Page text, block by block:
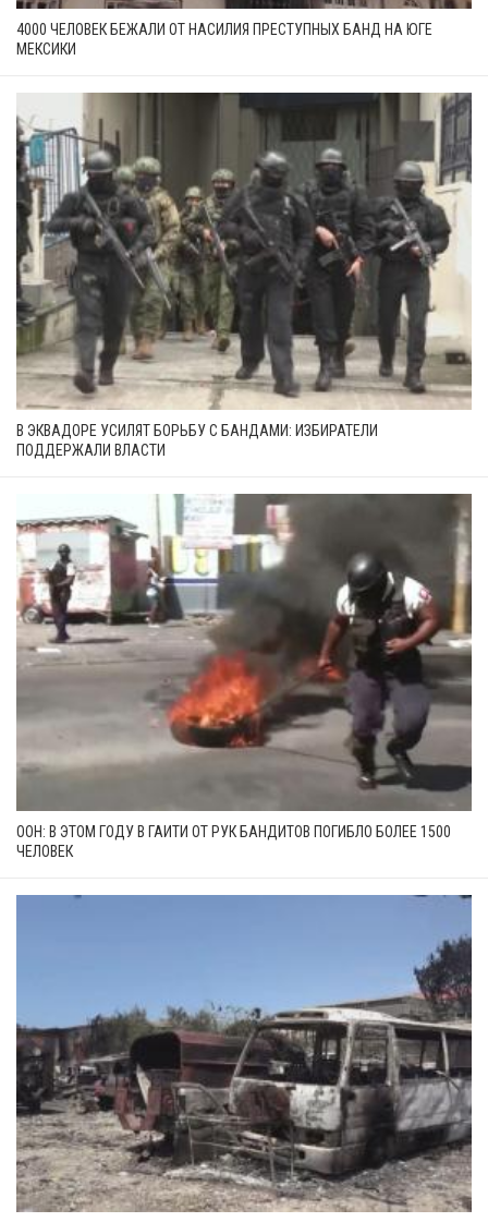
4000 ЧЕЛОВЕК БЕЖАЛИ ОТ НАСИЛИЯ ПРЕСТУПНЫХ БАНД НА ЮГЕ
МЕКСИКИ
В ЭКВАДОРЕ УСИЛЯТ БОРЬБУ С БАНДАМИ: ИЗБИРАТЕЛИ
ПОДДЕРЖАЛИ ВЛАСТИ
ООН: В ЭТОМ ГОДУ В ГАИТИ ОТ РУК БАНДИТОВ ПОГИБЛО БОЛЕЕ 1500
ЧЕЛОВЕК